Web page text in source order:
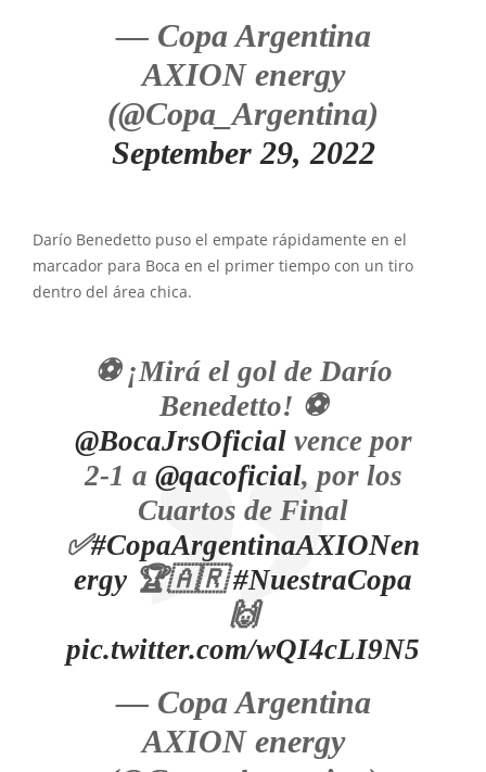
— Copa Argentina
AXION energy
(@Copa_Argentina)
September 29, 2022
Darío Benedetto puso el empate rápidamente en el
marcador para Boca en el primer tiempo con un tiro
dentro del área chica.
⚽ ¡Mirá el gol de Darío
Benedetto! ⚽
@BocaJrsOficialvence por
2-1 a @qacoficial, por los
Cuartos de Final
✅#CopaArgentinaAXIONen
ergy 🏆🇦🇷#NuestraCopa
🙌
pic.twitter.com/wQI4cLI9N5
— Copa Argentina
AXION energy